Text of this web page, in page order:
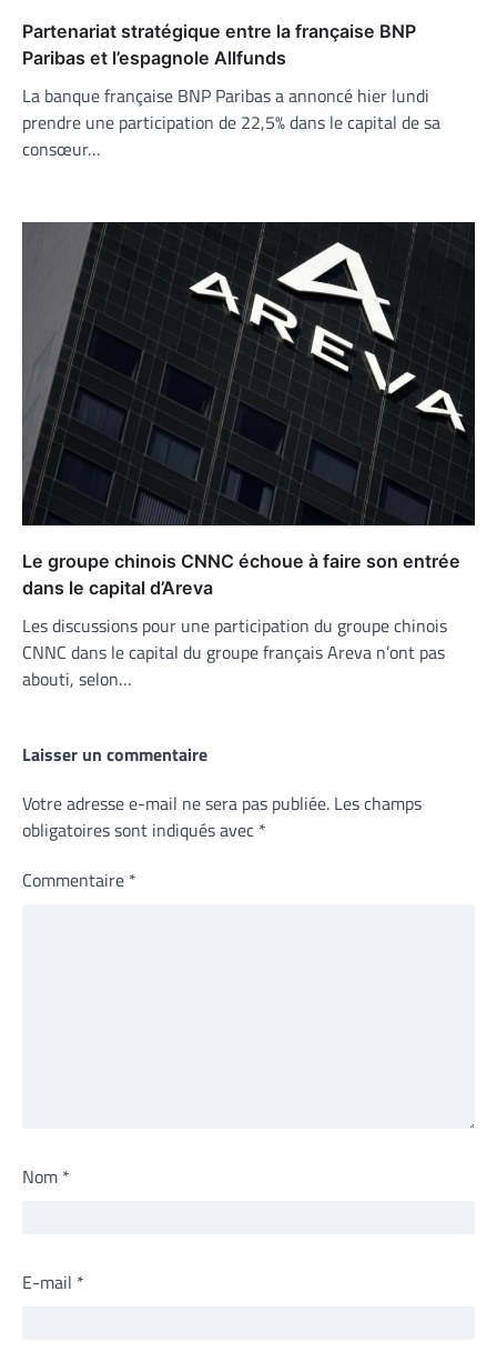
Partenariat stratégique entre la française BNP
Paribas et l’espagnole Allfunds
La banque française BNP Paribas a annoncé hier lundi
prendre une participation de 22,5% dans le capital de sa
consœur…
Le groupe chinois CNNC échoue à faire son entrée
dans le capital d’Areva
Les discussions pour une participation du groupe chinois
CNNC dans le capital du groupe français Areva n’ont pas
abouti, selon…
Laisser un commentaire
Votre adresse e-mail ne sera pas publiée. Les champs
obligatoires sont indiqués avec *
Commentaire *
Nom *
E-mail *